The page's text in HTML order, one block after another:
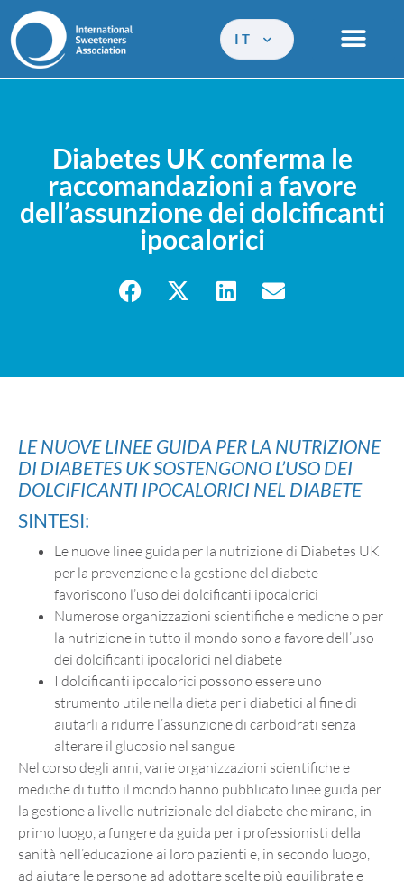
IT
Diabetes UK conferma le
raccomandazioni a favore
dell’assunzione dei dolcificanti
ipocalorici
LE NUOVE LINEE GUIDA PER LA NUTRIZIONE
DI DIABETES UK SOSTENGONO L’USO DEI
DOLCIFICANTI IPOCALORICI NEL DIABETE
SINTESI:
Le nuove linee guida per la nutrizione di Diabetes UK
per la prevenzione e la gestione del diabete
favoriscono l’uso dei dolcificanti ipocalorici
Numerose organizzazioni scientifiche e mediche o per
la nutrizione in tutto il mondo sono a favore dell’uso
dei dolcificanti ipocalorici nel diabete
I dolcificanti ipocalorici possono essere uno
strumento utile nella dieta per i diabetici al fine di
aiutarli a ridurre l’assunzione di carboidrati senza
alterare il glucosio nel sangue
Nel corso degli anni, varie organizzazioni scientifiche e
mediche di tutto il mondo hanno pubblicato linee guida per
la gestione a livello nutrizionale del diabete che mirano, in
primo luogo, a fungere da guida per i professionisti della
sanità nell’educazione ai loro pazienti e, in secondo luogo,
ad aiutare le persone ad adottare scelte più equilibrate e